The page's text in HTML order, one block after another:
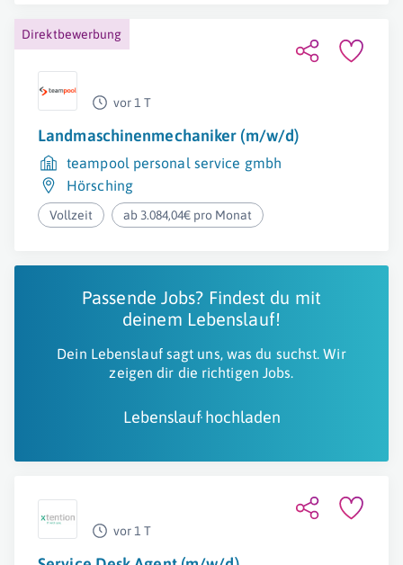
Direktbewerbung
vor 1 T
Landmaschinenmechaniker (m/w/d)
teampool personal service gmbh
Hörsching
Vollzeit ab 3.084,04€ pro Monat
Passende Jobs? Findest du mit
deinem Lebenslauf!
Dein Lebenslauf sagt uns, was du suchst. Wir
zeigen dir die richtigen Jobs.
Lebenslauf hochladen
vor 1 T